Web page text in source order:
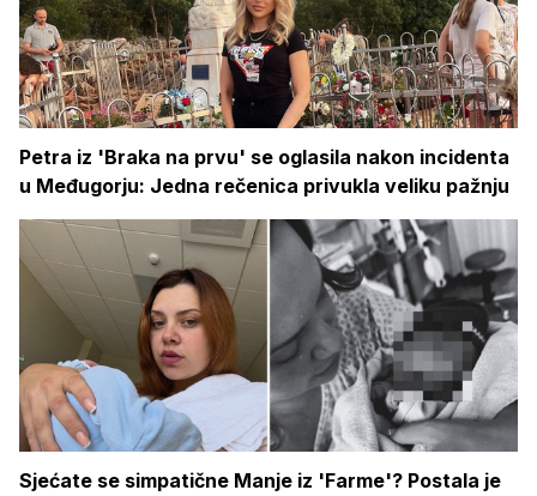
Petra iz 'Braka na prvu' se oglasila nakon incidenta
u Međugorju: Jedna rečenica privukla veliku pažnju
Sjećate se simpatične Manje iz 'Farme'? Postala je